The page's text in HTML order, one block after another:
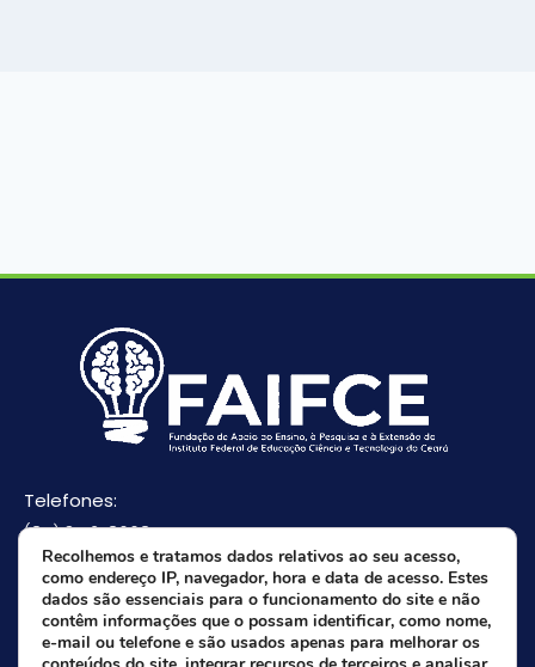
Telefones:
(85) 3512-8668
(85) 9 8165-0582(Whatsapp)
E-mail:
faifce@faifce.ifce.edu.br
Recolhemos e tratamos dados relativos ao seu acesso,
como endereço IP, navegador, hora e data de acesso. Estes
dados são essenciais para o funcionamento do site e não
contêm informações que o possam identificar, como nome,
e-mail ou telefone e são usados apenas para melhorar os